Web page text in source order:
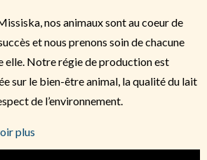
nos animaux sont au coeur de
et nous prenons soin de chacune
elle. Notre régie de production est
sur le bien-être animal, la qualité du lait
de l’environnement.
plus